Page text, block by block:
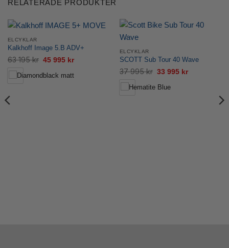
RELATERADE PRODUKTER
ELCYKLAR
Kalkhoff Image 5.B ADV+
63 195kr Det
priset
45 995 krDet
priset
ELCYKLAR
SCOTT Sub Tour 40 Wave
37 995kr Det
priset
33 995 krDet